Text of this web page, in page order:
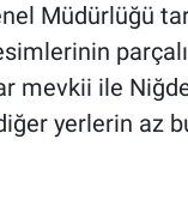
Müdürlüğü
mevkii ile
yerlerin az